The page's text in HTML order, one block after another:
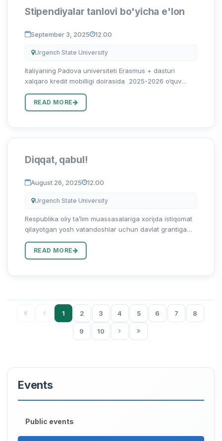
Stipendiyalar tanlovi bo'yicha e'lon
September 3, 2025 12.00
Urgench State University
Italiyaning Padova universiteti Erasmus + dasturi
xalqaro kredit mobilligi doirasida 2025-2026 o‘quv
tadqiqotchilar (PhD va DSc) uchun quyidagi
mutaxassisliklar bo'y...
READ MORE
Diqqat, qabul!
August 26, 2025 12.00
Urgench State University
Respublika oliy taʼlim muassasalariga xorijda istiqomat
qilayotgan yosh vatandoshlar uchun davlat grantiga
Prezidentining “2024/2025-o‘quv yili uchun davlat oliy...
READ MORE
1 2 3 4 5 6 7 8
9 10
Events
Public events